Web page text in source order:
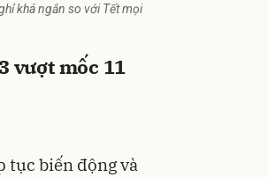
khá ngắn so với Tết mọi
vượt mốc 11
tục biến động và